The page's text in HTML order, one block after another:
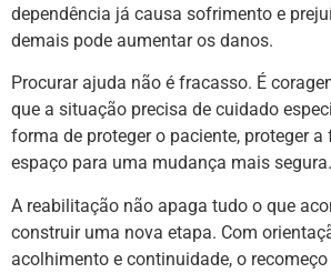
dependência já causa sofrimento e
demais pode aumentar os danos.
Procurar ajuda não é fracasso. É
que a situação precisa de cuidado
forma de proteger o paciente, proteger
espaço para uma mudança mais segura.
A reabilitação não apaga tudo o que
construir uma nova etapa. Com
acolhimento e continuidade, o